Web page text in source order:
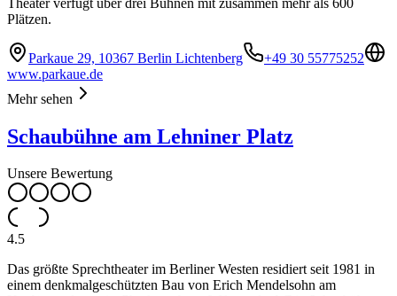
Plätzen.
Parkaue 29, 10367 Berlin Lichtenberg
+49 30 55775252
www.parkaue.de
Mehr sehen
Schaubühne am Lehniner Platz
Unsere Bewertung
4.5
Das größte Sprechtheater im Berliner Westen residiert seit 1981 in
einem denkmalgeschützten Bau von Erich Mendelsohn am